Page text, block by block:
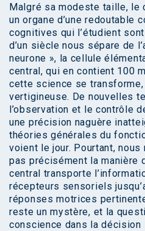
Malgré sa modeste taille, le
un organe d’une redoutable
cognitives qui l’étudient
d’un siècle nous sépare de
neurone », la cellule
central, qui en contient 100
cette science se
vertigineuse. De nouvelles
l’observation et le contrôle
une précision naguère
théories générales du
voient le jour. Pourtant,
pas précisément la manière
central transporte
récepteurs sensoriels
réponses motrices
reste un mystère, et la
conscience dans la décision